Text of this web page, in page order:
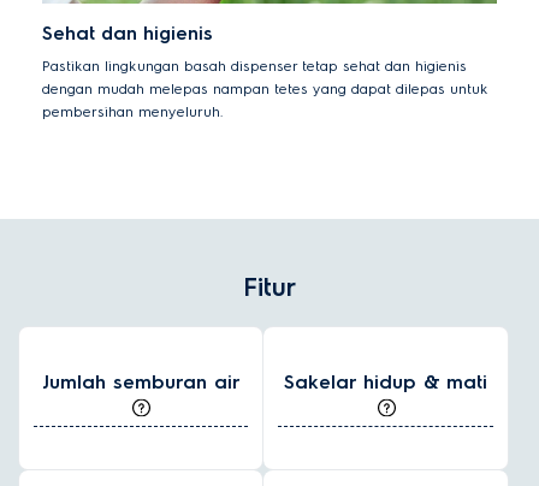
Sehat dan higienis
Pastikan lingkungan basah dispenser tetap sehat dan higienis
dengan mudah melepas nampan tetes yang dapat dilepas untuk
pembersihan menyeluruh.
Fitur
Jumlah semburan air Sakelar hidup & mati